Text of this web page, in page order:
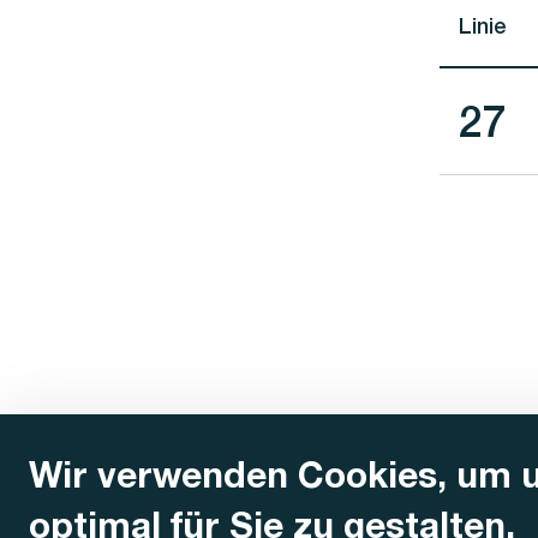
Wir verwenden Cookies, um
optimal für Sie zu gestalten.
Linie
Linie
27